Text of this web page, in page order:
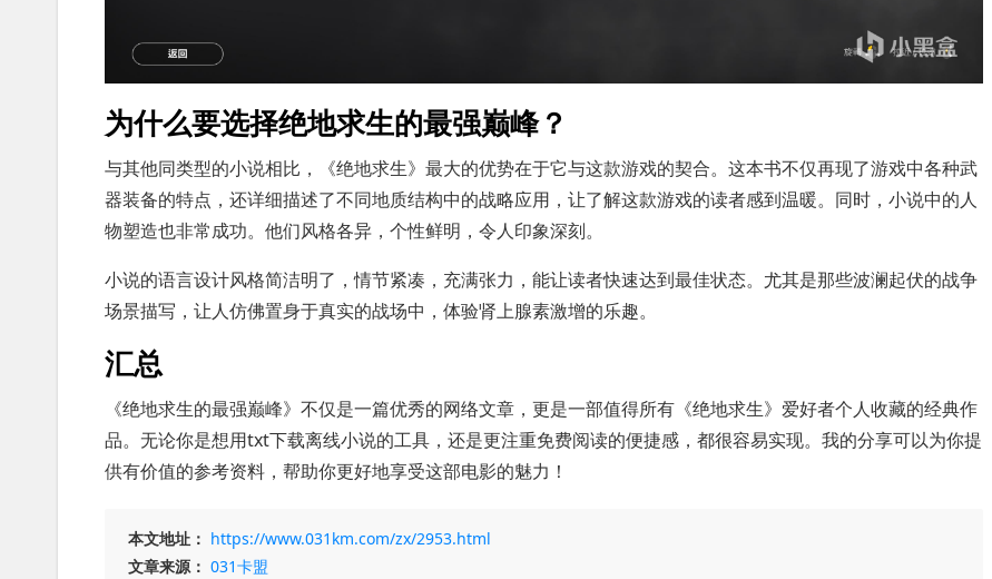
为什么要选择绝地求生的最强巅峰？
与其他同类型的小说相比，《绝地求生》最大的优势在于它与这款游戏的契合。这本书不仅再现了游戏中各种武
器装备的特点，还详细描述了不同地质结构中的战略应用，让了解这款游戏的读者感到温暖。同时，小说中的人
物塑造也非常成功。他们风格各异，个性鲜明，令人印象深刻。
小说的语言设计风格简洁明了，情节紧凑，充满张力，能让读者快速达到最佳状态。尤其是那些波澜起伏的战争
场景描写，让人仿佛置身于真实的战场中，体验肾上腺素激增的乐趣。
汇总
《绝地求生的最强巅峰》不仅是一篇优秀的网络文章，更是一部值得所有《绝地求生》爱好者个人收藏的经典作
品。无论你是想用txt下载离线小说的工具，还是更注重免费阅读的便捷感，都很容易实现。我的分享可以为你提
供有价值的参考资料，帮助你更好地享受这部电影的魅力！
本文地址： https://www.031km.com/zx/2953.html
文章来源： 031卡盟